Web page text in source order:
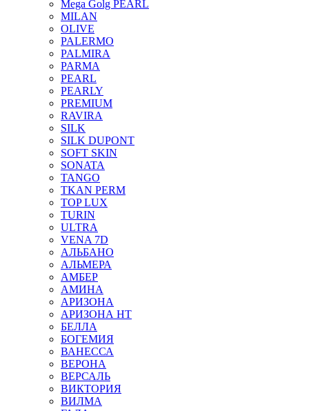
Mega Golg PEARL
MILAN
OLIVE
PALERMO
PALMIRA
PARMA
PEARL
PEARLY
PREMIUM
RAVIRA
SILK
SILK DUPONT
SOFT SKIN
SONATA
TANGO
TKAN PERM
TOP LUX
TURIN
ULTRA
VENA 7D
АЛЬБАНО
АЛЬМЕРА
АМБЕР
АМИНА
АРИЗОНА
АРИЗОНА НТ
БЕЛЛА
БОГЕМИЯ
ВАНЕССА
ВЕРОНА
ВЕРСАЛЬ
ВИКТОРИЯ
ВИЛМА